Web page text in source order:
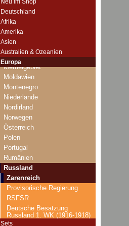
Deutschland
Afrika
Amerika
Asien
Australien & Ozeanien
Europa
Mazedonien
Memelgebiet
Moldawien
Montenegro
Niederlande
Nordirland
Norwegen
Österreich
Polen
Portugal
Rumänien
Russland
Zarenreich
Provisorische Regierung
RSFSR
Deutsche Besatzung
Russland 1. WK (1916-1918)
Sets